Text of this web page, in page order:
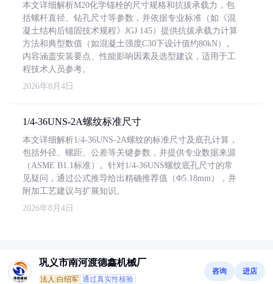
本文详细解析M20化学锚栓的尺寸规格和抗拔承载力，包
括螺杆直径、钻孔尺寸等参数，并依据专业标准（如《混
凝土结构后锚固技术规程》JGJ 145）提供抗拔承载力计算
方法和典型数值（如混凝土强度C30下设计值约80kN）。
内容涵盖安装要点、性能影响因素及选型建议，适用于工
程技术人员参考。
2026年8月4日
1/4-36UNS-2A螺纹标准尺寸
本文详细解析1/4-36UNS-2A螺纹的标准尺寸及底孔计算，
包括外径、螺距、公差等关键参数，并提供专业数据来源
（ASME B1.1标准）。针对1/4-36UNS螺纹底孔尺寸的常
见疑问，通过公式推导给出精确推荐值（Φ5.18mm），并
附加工艺建议与扩展知识。
2026年8月4日
巩义市南河渡德鑫机械厂
法人:白绍军 通过真实性核验
咨询 进店